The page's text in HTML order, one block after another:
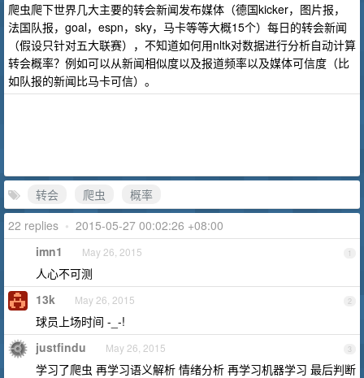
爬虫爬下世界几大主要的转会新闻发布媒体（德国kicker，图片报，
法国队报，goal，espn，sky，马卡等等大概15个）每日的转会新闻
（假设只针对五大联赛），不知道如何用nltk对数据进行分析自动计算
转会概率？例如可以从新闻相似度以及报道频率以及媒体可信度（比
如队报的新闻比马卡可信）。
转会 爬虫
概率
22 replies • 2015-05-27 00:02:26 +08:00
1
imn1 May 26, 2015
人心不可测
2
13k May 26, 2015
球员上场时间 -_-!
3
justfindu May 26, 2015
学习了爬虫 再学习语义解析 情绪分析 再学习机器学习 最后判断